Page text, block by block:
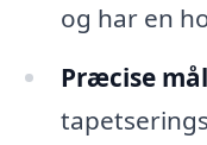
og har en
Præcise